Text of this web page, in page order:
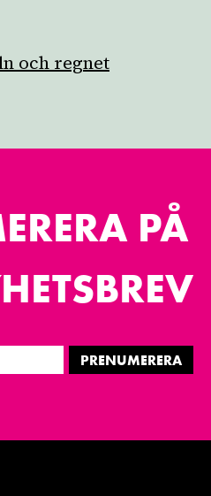
och regnet
PÅ
PRENUMERERA